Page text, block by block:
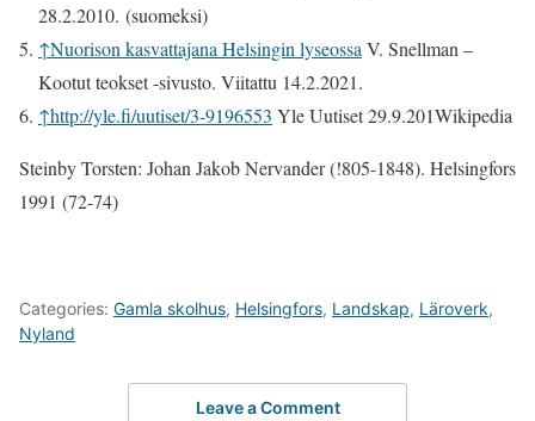
28.2.2010. (suomeksi)
↑Nuorison kasvattajana Helsingin lyseossa V. Snellman –
Kootut teokset -sivusto. Viitattu 14.2.2021.
↑http://yle.fi/uutiset/3-9196553 Yle Uutiset 29.9.201Wikipedia
Steinby Torsten: Johan Jakob Nervander (!805-1848). Helsingfors
1991 (72-74)
Categories: Gamla skolhus, Helsingfors, Landskap, Läroverk,
Nyland
Leave a Comment